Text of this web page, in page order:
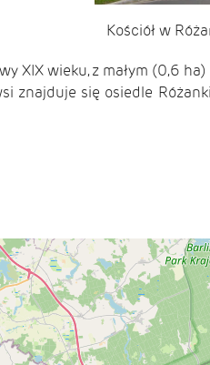
Kościół w
XIX wieku, z małym (0,6
znajduje się osiedle